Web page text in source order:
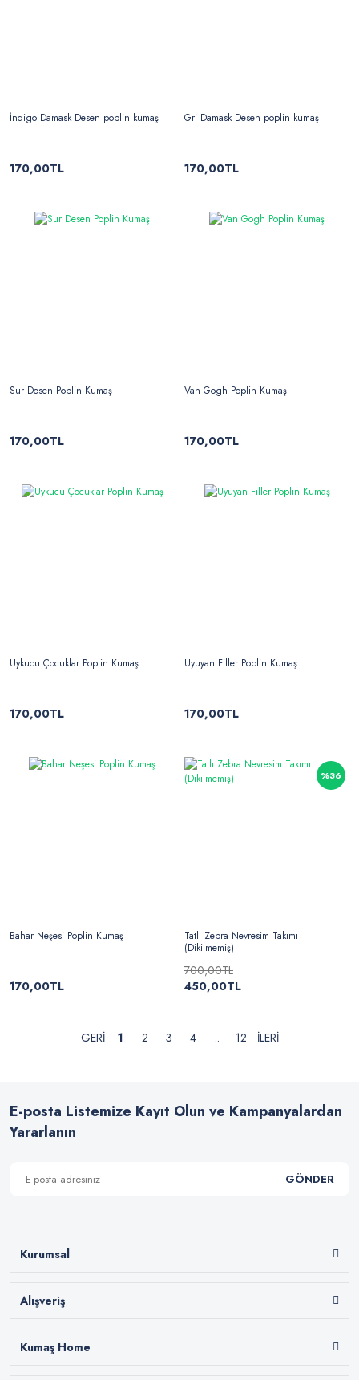
İndigo Damask Desen poplin kumaş
170,00TL
Gri Damask Desen poplin kumaş
170,00TL
Sur Desen Poplin Kumaş
170,00TL
Van Gogh Poplin Kumaş
170,00TL
Uykucu Çocuklar Poplin Kumaş
170,00TL
Uyuyan Filler Poplin Kumaş
170,00TL
Bahar Neşesi Poplin Kumaş
170,00TL
%36
Tatlı Zebra Nevresim Takımı
(Dikilmemiş)
700,00TL
450,00TL
1 2 3 4 .. 12
E-posta Listemize Kayıt Olun ve Kampanyalardan
Yararlanın
GÖNDER
Kurumsal
Alışveriş
Kumaş Home